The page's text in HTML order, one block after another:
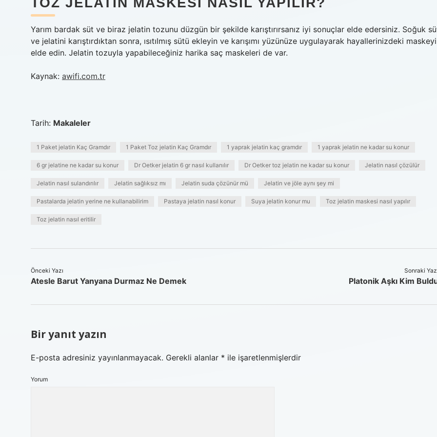
Yarım bardak süt ve biraz jelatin tozunu düzgün bir şekilde karıştırırsanız iyi sonuçlar elde edersiniz. Soğuk
ve jelatini karıştırdıktan sonra, ısıtılmış sütü ekleyin ve karışımı yüzünüze uygulayarak hayallerinizdeki maskeyi
elde edin. Jelatin tozuyla yapabileceğiniz harika saç maskeleri de var.
Kaynak: awifi.com.tr
Tarih: Makaleler
1 Paket jelatin Kaç Gramdır 1 Paket Toz jelatin Kaç Gramdır 1 yaprak jelatin kaç gramdır 1 yaprak jelatin ne kadar su konur
6 gr jelatine ne kadar su konur Dr Oetker jelatin 6 gr nasıl kullanılır Dr Oetker toz jelatin ne kadar su konur Jelatin nasıl çözülür
Jelatin nasıl sulandırılır Jelatin sağlıksız mı Jelatin suda çözünür mü Jelatin ve jöle aynı şey mi
Pastalarda jelatin yerine ne kullanabilirim Pastaya jelatin nasıl konur Suya jelatin konur mu Toz jelatin maskesi nasıl yapılır
Toz jelatin nasıl eritilir
Önceki Yazı
Atesle Barut Yanyana Durmaz Ne Demek
Sonraki
Platonik Aşkı Kim
Bir yanıt yazın
E-posta adresiniz yayınlanmayacak. Gerekli alanlar * ile işaretlenmişlerdir
Yorum